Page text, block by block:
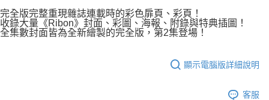
完全版完整重現雜誌連載時的彩色扉頁、彩頁！
收錄大量《Ribon》封面、彩圖、海報、附錄與特典插圖！
全集數封面皆為全新繪製的完全版，第2集登場！
顯示電腦版詳細說明
客服